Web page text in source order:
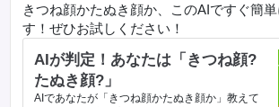
きつね顔かたぬき顔か、このAIですぐ簡
す！ぜひお試しください！
AIが判定！あなたは「きつね顔?
たぬき顔?」
AIであなたが「きつね顔かたぬき顔か」教えて